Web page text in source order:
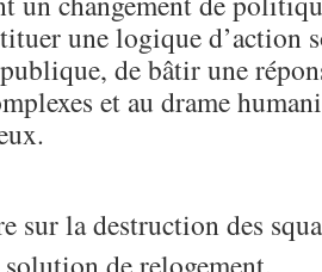
une logique d’action
de bâtir une
et au drame
sur la destruction des